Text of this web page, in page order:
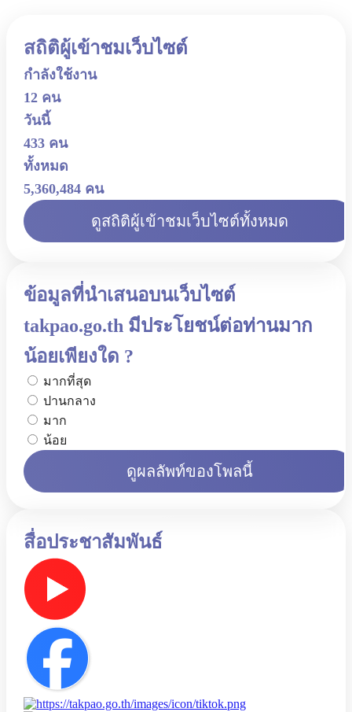
สถิติผู้เข้าชมเว็บไซต์
กำลังใช้งาน
12 คน
วันนี้
433 คน
ทั้งหมด
5,360,484 คน
ดูสถิติผู้เข้าชมเว็บไซต์ทั้งหมด
ข้อมูลที่นำเสนอบนเว็บไซต์
takpao.go.th มีประโยชน์ต่อท่านมาก
น้อยเพียงใด ?
มากที่สุด
ปานกลาง
มาก
น้อย
ดูผลลัพท์ของโพลนี้
สื่อประชาสัมพันธ์